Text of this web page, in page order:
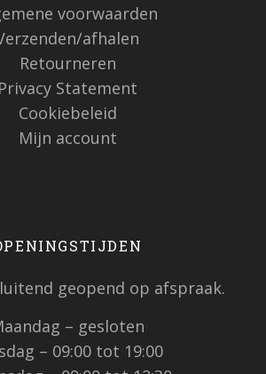
voorwaarden
afhalen
Retourneren
Privacy Statement
Cookiebeleid
Mijn account
geopend op afspraak.
– gesloten
– 09:00 tot 19:00